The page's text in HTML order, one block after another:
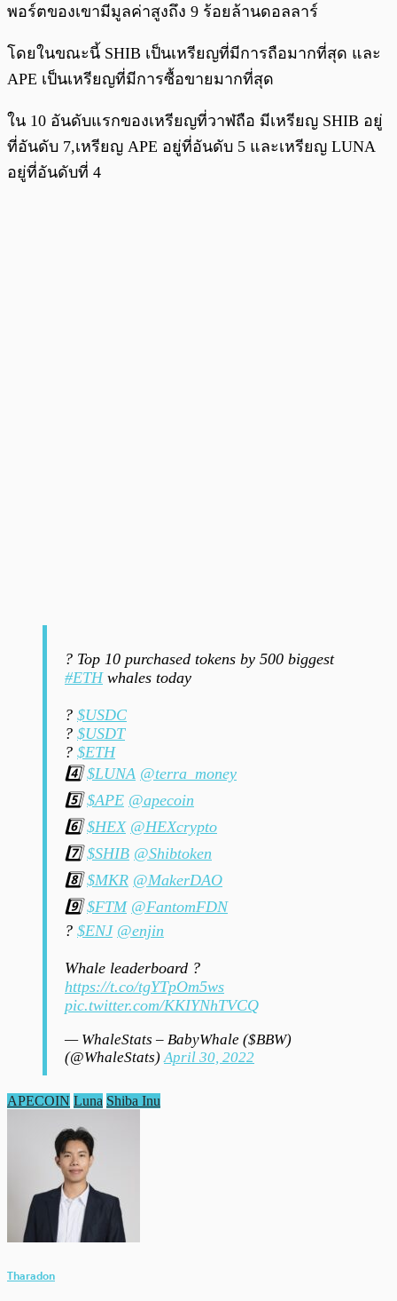
พอร์ตของเขามีมูลค่าสูงถึง 9 ร้อยล้านดอลลาร์
โดยในขณะนี้ SHIB เป็นเหรียญที่มีการถือมากที่สุด และ
APE เป็นเหรียญที่มีการซื้อขายมากที่สุด
ใน 10 อันดับแรกของเหรียญที่วาฬถือ มีเหรียญ SHIB อยู่
ที่อันดับ 7,เหรียญ APE อยู่ที่อันดับ 5 และเหรียญ LUNA
อยู่ที่อันดับที่ 4
? Top 10 purchased tokens by 500 biggest
#ETHwhales today
? $USDC
? $USDT
? $ETH
4️⃣$LUNA @terra_money
5️⃣$APE @apecoin
6️⃣$HEX @HEXcrypto
7️⃣$SHIB @Shibtoken
8️⃣$MKR @MakerDAO
9️⃣$FTM @FantomFDN
? $ENJ @enjin
Whale leaderboard ?
https://t.co/tgYTpOm5ws
pic.twitter.com/KKIYNhTVCQ
— WhaleStats – BabyWhale ($BBW)
(@WhaleStats)April 30, 2022
APECOIN Luna Shiba Inu
Tharadon